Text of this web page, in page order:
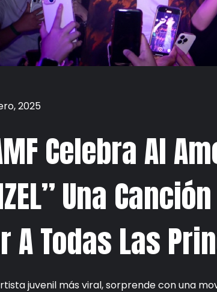
Celebra Al
Una
A Todas Las
2025
juvenil más viral, sorprende con una